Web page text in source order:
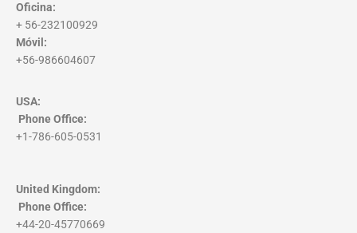
Oficina:
+ 56-232100929
Móvil:
+56-986604607
USA:
Phone Office:
+1-786-605-0531
United Kingdom:
Phone Office:
+44-20-45770669